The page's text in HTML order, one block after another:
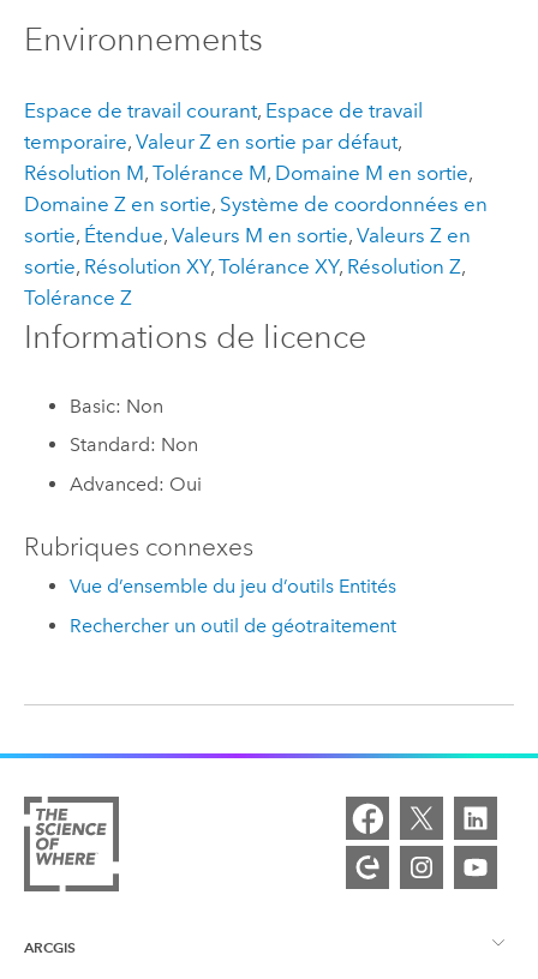
Environnements
Espace de travail courant, Espace de travail
temporaire, Valeur Z en sortie par défaut,
Résolution M, Tolérance M, Domaine M en sortie,
Domaine Z en sortie, Système de coordonnées en
sortie, Étendue, Valeurs M en sortie, Valeurs Z en
sortie, Résolution XY, Tolérance XY, Résolution Z,
Tolérance Z
Informations de licence
Basic: Non
Standard: Non
Advanced: Oui
Rubriques connexes
Vue d’ensemble du jeu d’outils Entités
Rechercher un outil de géotraitement
ARCGIS